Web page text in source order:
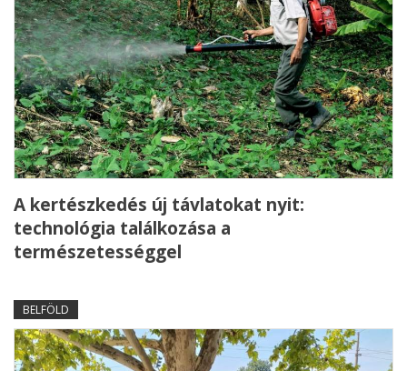
A kertészkedés új távlatokat nyit:
technológia találkozása a
természetességgel
BELFÖLD